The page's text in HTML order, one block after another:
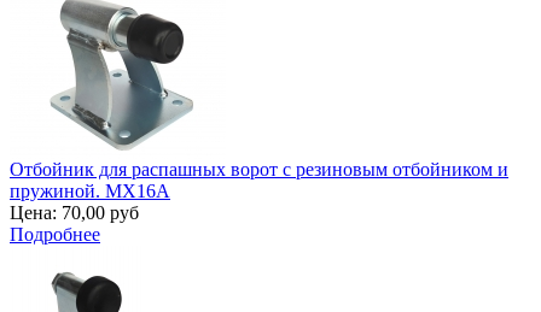
Отбойник для распашных ворот с резиновым отбойником и
пружиной. MX16A
Цена: 70,00 руб
Подробнее